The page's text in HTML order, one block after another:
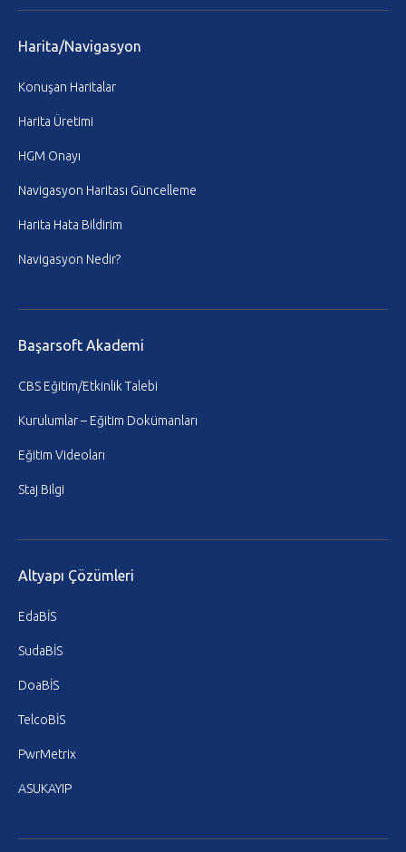
Harita/Navigasyon
Konuşan Haritalar
Harita Üretimi
HGM Onayı
Navigasyon Haritası Güncelleme
Harita Hata Bildirim
Navigasyon Nedir?
Başarsoft Akademi
CBS Eğitim/Etkinlik Talebi
Kurulumlar – Eğitim Dokümanları
Eğitim Videoları
Staj Bilgi
Altyapı Çözümleri
EdaBİS
SudaBİS
DoaBİS
TelcoBİS
PwrMetrix
ASUKAYIP